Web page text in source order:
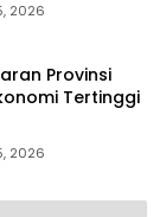
2026
Provinsi
Tertinggi
2026